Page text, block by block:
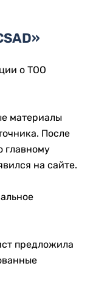
о ТОО
материалы
После
главному
на сайте.
предложила